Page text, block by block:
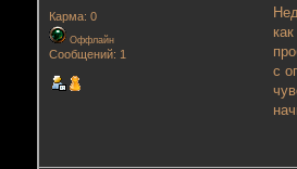
Карма: 0
Оффлайн
Сообщений: 1
с